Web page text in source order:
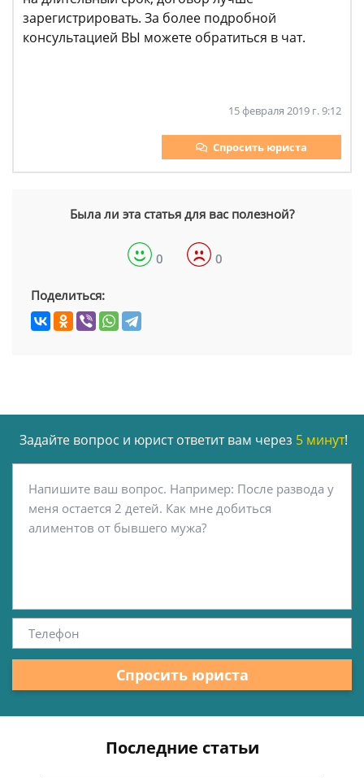
зарегистрировать. За более подробной
консультацией ВЫ можете обратиться в чат.
15 февраля 2019 г. 9:12
Спросить юриста
Была ли эта статья для вас полезной?
0 0
Поделиться:
Задайте вопрос и юрист ответит вам через 5 минут!
Спросить юриста
Последние статьи